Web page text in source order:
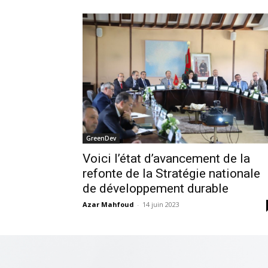
GreenDev
Voici l’état d’avancement de la
refonte de la Stratégie nationale
de développement durable
Azar Mahfoud - 14 juin 2023